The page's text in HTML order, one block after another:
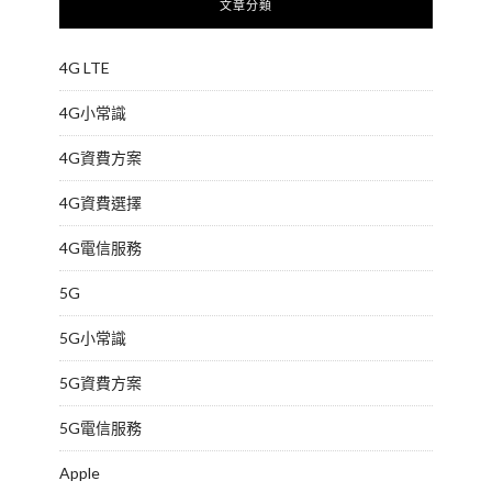
文章分類
4G LTE
4G小常識
4G資費方案
4G資費選擇
4G電信服務
5G
5G小常識
5G資費方案
5G電信服務
Apple